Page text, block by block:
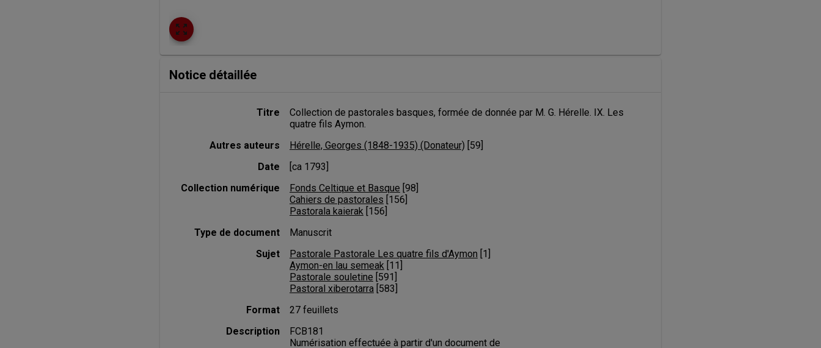
zoom_out_map
Notice détaillée
Titre
Collection de pastorales basques, formée de donnée par M. G. Hérelle. IX. Les
quatre fils Aymon.
Autres auteurs
Hérelle, Georges (1848-1935) (Donateur) 59
Date
[ca 1793]
Collection numérique
Fonds Celtique et Basque 98
Cahiers de pastorales 156
Pastorala kaierak 156
Type de document
Manuscrit
Sujet
Pastorale Pastorale Les quatre fils d'Aymon 1
Aymon-en lau semeak 11
Pastorale souletine 591
Pastoral xiberotarra 583
Format
27 feuillets
Description
FCB181
Numérisation effectuée à partir d'un document de